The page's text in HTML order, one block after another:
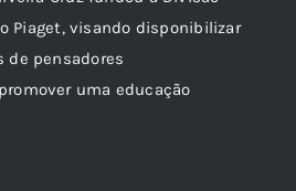
Piaget, visando disponibilizar
de pensadores
uma educação